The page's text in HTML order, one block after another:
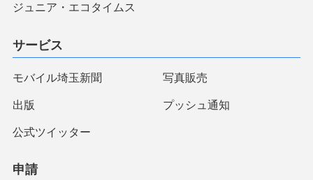
ジュニア・エコタイムス
サービス
モバイル埼玉新聞 写真販売
出版 プッシュ通知
公式ツイッター
申請